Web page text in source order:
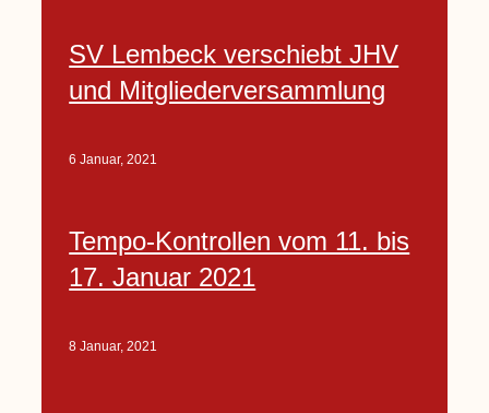
SV Lembeck verschiebt JHV
und Mitgliederversammlung
6 Januar, 2021
Tempo-Kontrollen vom 11. bis
17. Januar 2021
8 Januar, 2021